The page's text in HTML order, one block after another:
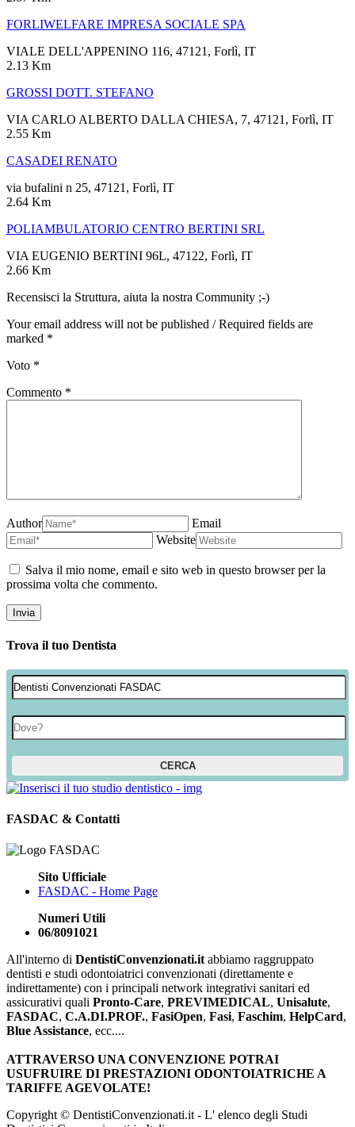
FORLIWELFARE IMPRESA SOCIALE SPA
VIALE DELL'APPENINO 116, 47121, Forlì, IT
2.13 Km
GROSSI DOTT. STEFANO
VIA CARLO ALBERTO DALLA CHIESA, 7, 47121, Forlì, IT
2.55 Km
CASADEI RENATO
via bufalini n 25, 47121, Forlì, IT
2.64 Km
POLIAMBULATORIO CENTRO BERTINI SRL
VIA EUGENIO BERTINI 96L, 47122, Forlì, IT
2.66 Km
Recensisci la Struttura, aiuta la nostra Community ;-)
Your email address will not be published / Required fields are
marked *
Voto *
Commento *
Author
Email
Website
Salva il mio nome, email e sito web in questo browser per la
prossima volta che commento.
Trova il tuo Dentista
FASDAC & Contatti
Sito Ufficiale
FASDAC - Home Page
Numeri Utili
06/8091021
All'interno di DentistiConvenzionati.it abbiamo raggruppato
dentisti e studi odontoiatrici convenzionati (direttamente e
indirettamente) con i principali network integrativi sanitari ed
assicurativi quali Pronto-Care, PREVIMEDICAL, Unisalute,
FASDAC, C.A.DI.PROF., FasiOpen, Fasi, Faschim, HelpCard,
Blue Assistance, ecc....
ATTRAVERSO UNA CONVENZIONE POTRAI
USUFRUIRE DI PRESTAZIONI ODONTOIATRICHE A
TARIFFE AGEVOLATE!
Copyright © DentistiConvenzionati.it - L' elenco degli Studi